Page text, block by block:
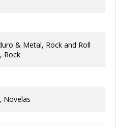
& Metal, Rock and Roll
Rock
Novelas